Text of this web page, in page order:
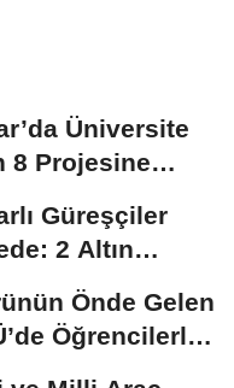
Üniversite
8 Projesine
Güreşçiler
2 Altın
Önde Gelen
Öğrencilerle